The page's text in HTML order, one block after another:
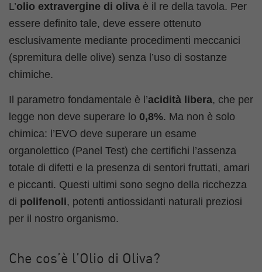
L’olio extravergine di oliva è il re della tavola. Per
essere definito tale, deve essere ottenuto
esclusivamente mediante procedimenti meccanici
(spremitura delle olive) senza l’uso di sostanze
chimiche.
Il parametro fondamentale è l’acidità libera, che per
legge non deve superare lo 0,8%. Ma non è solo
chimica: l’EVO deve superare un esame
organolettico (Panel Test) che certifichi l’assenza
totale di difetti e la presenza di sentori fruttati, amari
e piccanti. Questi ultimi sono segno della ricchezza
di polifenoli, potenti antiossidanti naturali preziosi
per il nostro organismo.
Che cos’è l’Olio di Oliva?